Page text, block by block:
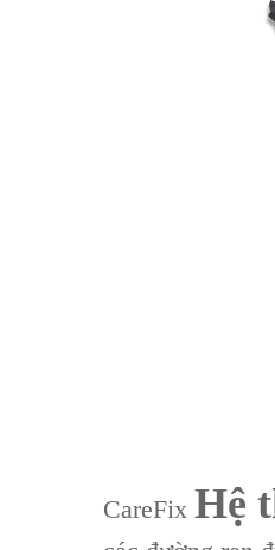
CareFix Hệ